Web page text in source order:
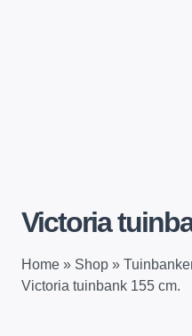
Victoria
Home » Shop »
Victoria tuinbank 155 cm.